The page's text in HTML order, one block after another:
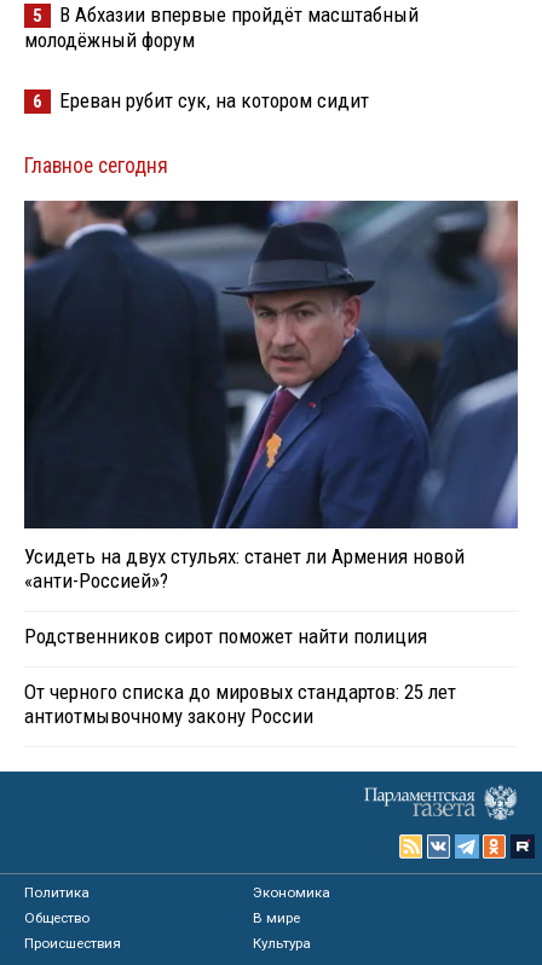
5
В Абхазии впервые пройдёт масштабный
молодёжный форум
6 Ереван рубит сук, на котором сидит
Главное сегодня
Усидеть на двух стульях: станет ли Армения новой
«анти-Россией»?
Родственников сирот поможет найти полиция
От черного списка до мировых стандартов: 25 лет
антиотмывочному закону России
Политика
Экономика
Общество
В мире
Происшествия
Культура